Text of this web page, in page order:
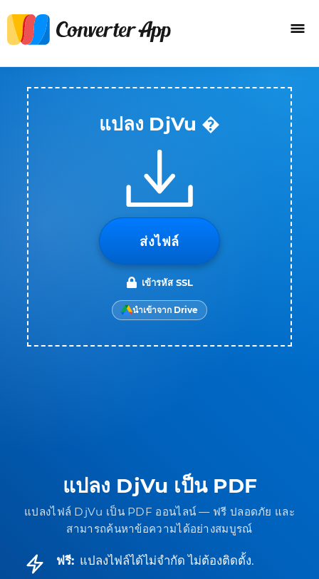
แปลง DjVu เป็น PDF
แปลงไฟล์ DjVu เป็น PDF ออนไลน์ — ฟรี ปลอดภัย และ
สามารถค้นหาข้อความได้อย่างสมบูรณ์
ฟรี: แปลงไฟล์ได้ไม่จำกัด ไม่ต้องติดตั้ง.
แปลง DjVu �
ส่งไฟล์
เข้ารหัส SSL
นำเข้าจาก Drive